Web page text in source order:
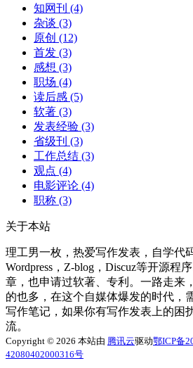
知网刊 (4)
杂谈 (3)
原创 (12)
首发 (3)
感想 (3)
职场 (4)
读后感 (5)
软著 (3)
发表经验 (3)
省级刊 (3)
工作总结 (3)
观点 (4)
电影评论 (4)
职称 (3)
关于本站
理工男一枚，热爱写作发表，自学代
Wordpress，Z-blog，Discuz等开源程
章，也申请过软著、专利。一路走来
的也多，在这个自媒体爆发的时代，
写作笔记，如果你有写作发表上的困
流。
Copyright © 2026 本站由 腾讯云驱动鄂ICP备
42080402000316号